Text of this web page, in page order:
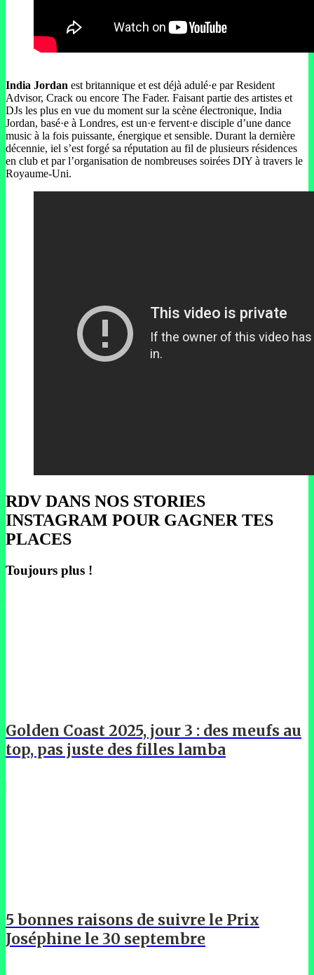
India Jordan est britannique et est déjà adulé·e par Resident
Advisor, Crack ou encore The Fader. Faisant partie des artistes et
DJs les plus en vue du moment sur la scène électronique, India
Jordan, basé·e à Londres, est un·e fervent·e disciple d’une dance
music à la fois puissante, énergique et sensible. Durant la dernière
décennie, iel s’est forgé sa réputation au fil de plusieurs résidences
en club et par l’organisation de nombreuses soirées DIY à travers le
Royaume-Uni.
RDV DANS NOS STORIES
INSTAGRAM POUR GAGNER TES
PLACES
Toujours plus !
Golden Coast 2025, jour 3 : des meufs au
top, pas juste des filles lamba
5 bonnes raisons de suivre le Prix
Joséphine le 30 septembre